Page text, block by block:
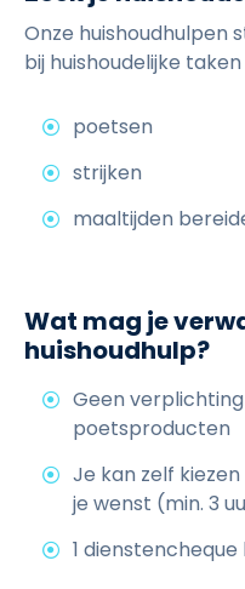
Onze huishoudhulpen
bij huishoudelijke taken
poetsen
strijken
maaltijden
Wat mag je
huishoudhulp?
Geen
poetsproducten
Je kan zelf
je wenst (min. 3
1 dienstencheque